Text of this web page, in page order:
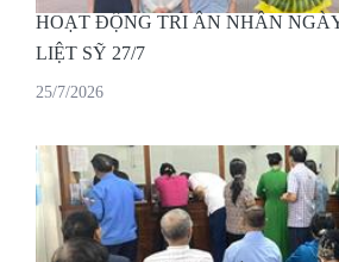
HOẠT ĐỘNG TRI ÂN NHÂN
LIỆT SỸ 27/7
25/7/2026